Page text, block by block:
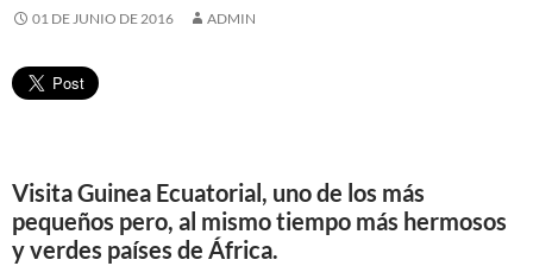
01 DE JUNIO DE 2016 ADMIN
Visita Guinea Ecuatorial, uno de los más
pequeños pero, al mismo tiempo más hermosos
y verdes países de África.